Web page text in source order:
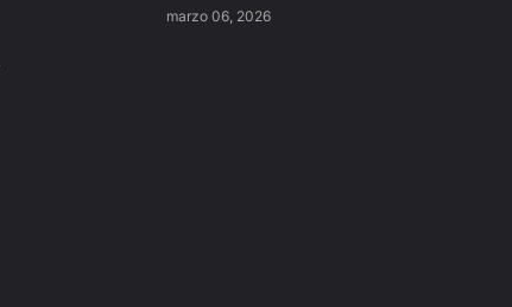
marzo 06, 2026